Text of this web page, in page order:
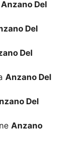
Anzano Del
Del
Del
Anzano Del
Del
Anzano